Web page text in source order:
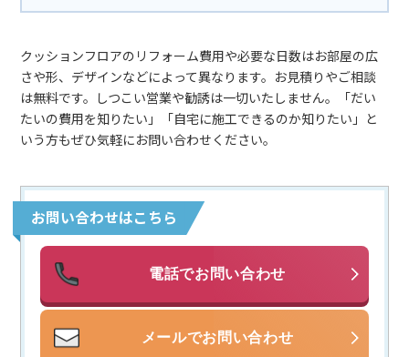
クッションフロアのリフォーム費用や必要な日数はお部屋の広
さや形、デザインなどによって異なります。お見積りやご相談
は無料です。しつこい営業や勧誘は一切いたしません。「だい
たいの費用を知りたい」「自宅に施工できるのか知りたい」と
いう方もぜひ気軽にお問い合わせください。
お問い合わせはこちら
電話でお問い合わせ
メールでお問い合わせ